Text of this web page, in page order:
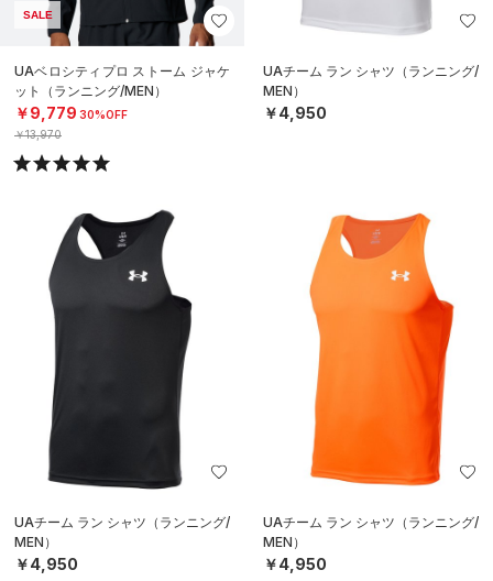
SALE
UAベロシティプロ ストーム ジャケ
ット（ランニング/MEN）
￥9,779 30%OFF
￥13,970
UAチーム ラン シャツ（ランニング/
MEN）
￥4,950
UAチーム ラン シャツ（ランニング/
MEN）
￥4,950
UAチーム ラン シャツ（ランニング/
MEN）
￥4,950